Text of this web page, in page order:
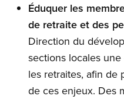
Éduquer les
de retraite et des
Direction du
sections locales
les retraites, afin de
de ces enjeux. Des